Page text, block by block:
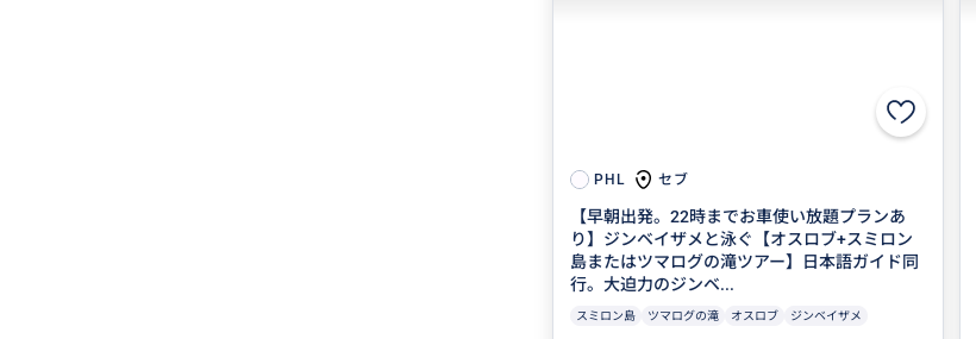
PHL セブ
【早朝出発。22時までお車使い放題プランあ
り】ジンベイザメと泳ぐ【オスロブ+スミロン
島またはツマログの滝ツアー】日本語ガイド同
行。大迫力のジンベ...
スミロン島 ツマログの滝 オスロブ ジンベイザメ